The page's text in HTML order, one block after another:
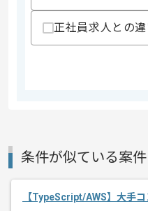
支
正社員求人との違
条件が似ている案件
【TypeScript/AWS】大手